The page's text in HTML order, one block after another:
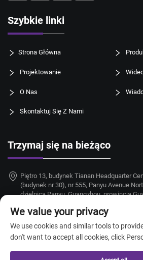
Szybkie linki
Strona Główna
Projektowanie
O Nas
Skontaktuj Się Z Nami
Trzymaj się na bieżąco
Piętro 13, budynek Tianan Headquarter
(budynek nr 30), nr 555, Panyu Avenue
dzielnica Panyu, Guangzhou, prowincja
+86-18924068214
[email protected]
We value your privacy
We use cookies and similar tools to
don't want to accept all cookies, click